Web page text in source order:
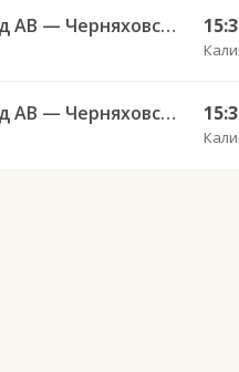
567А Калининград АВ — Черняховск АС ч/з Озерки п., Правдинск КДП, Железнодорожный КДП
567А Калининград АВ — Черняховск АС ч/з Озерки п., Правдинск КДП, Железнодорожный КДП